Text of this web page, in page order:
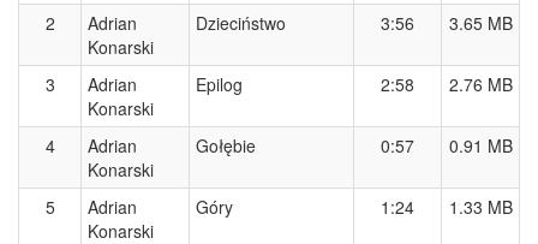
2
Adrian
Konarski
Dzieciństwo 3:56 3.65 MB
3
Adrian
Konarski
Epilog 2:58 2.76 MB
4
Adrian
Konarski
Gołębie 0:57 0.91 MB
5
Adrian
Konarski
Góry 1:24 1.33 MB